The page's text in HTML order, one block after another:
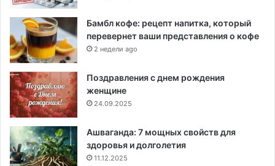
Бамбл кофе: рецепт напитка, который
перевернет ваши представления о кофе
2 недели ago
Поздравления с днем рождения
женщине
24.09.2025
Ашваганда: 7 мощных свойств для
здоровья и долголетия
11.12.2025